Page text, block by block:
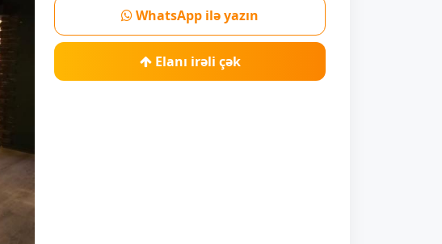
WhatsApp ilə yazın
Elanı irəli çək